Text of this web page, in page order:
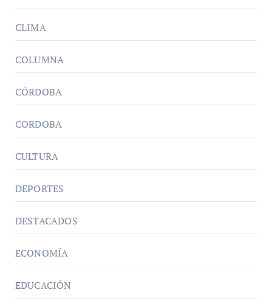
CLIMA
COLUMNA
CÓRDOBA
CORDOBA
CULTURA
DEPORTES
DESTACADOS
ECONOMÍA
EDUCACIÓN